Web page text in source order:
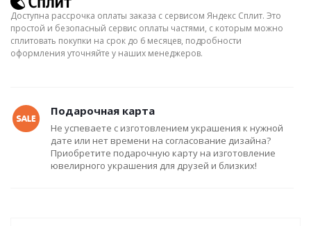
Доступна рассрочка оплаты заказа с сервисом Яндекс Сплит. Это
простой и безопасный сервис оплаты частями, с которым можно
сплитовать покупки на срок до 6 месяцев, подробности
оформления уточняйте у наших менеджеров.
Подарочная карта
Не успеваете с изготовлением украшения к нужной
дате или нет времени на согласование дизайна?
Приобретите подарочную карту на изготовление
ювелирного украшения для друзей и близких!